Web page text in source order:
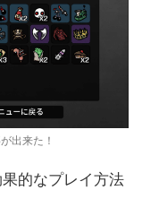
出来た！
的なプレイ方法